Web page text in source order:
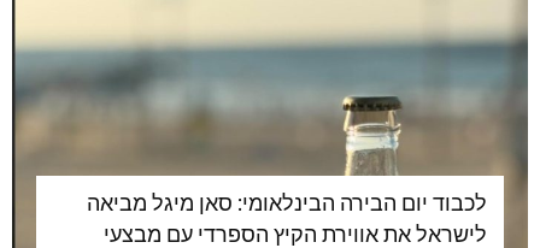
לכבוד יום הבירה הבינלאומי: סאן מיגל מביאה
לישראל את אווירת הקיץ הספרדי עם מבצעי